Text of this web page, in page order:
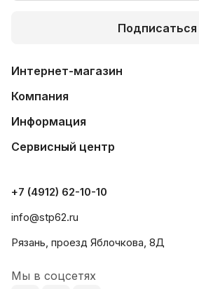
Подписаться
Интернет-магазин
Компания
Информация
Сервисный центр
+7 (4912) 62-10-10
info@stp62.ru
Рязань, проезд Яблочкова, 8Д
Мы в соцсетях